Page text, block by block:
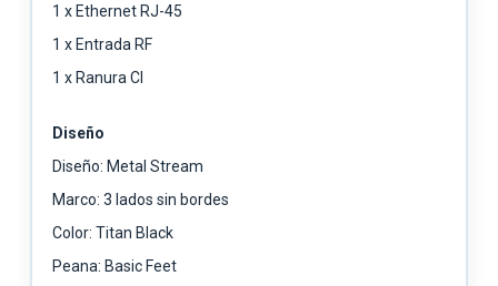
1 x Ethernet RJ-45
1 x Entrada RF
1 x Ranura CI
Diseño
Diseño: Metal Stream
Marco: 3 lados sin bordes
Color: Titan Black
Peana: Basic Feet